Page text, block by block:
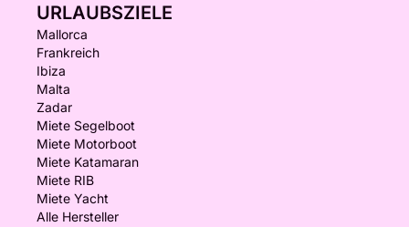
URLAUBSZIELE
Mallorca
Frankreich
Ibiza
Malta
Zadar
Miete Segelboot
Miete Motorboot
Miete Katamaran
Miete RIB
Miete Yacht
Alle Hersteller